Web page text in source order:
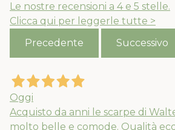
Le nostre recensioni a 4 e 5 stelle.
Clicca qui per leggerle tutte >
Precedente
Successivo
Oggi
Acquisto da anni le scarpe di
molto belle e comode. Qualità